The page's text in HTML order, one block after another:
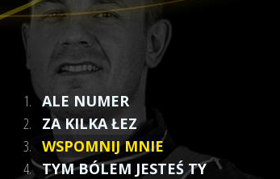
1.
ALE NUMER
2.
ZA KILKA ŁEZ
3.
WSPOMNIJ MNIE
4. TYM BÓLEM JESTEŚ TY